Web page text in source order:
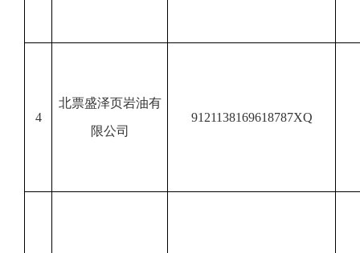
4
北票盛泽页岩油有
限公司
9121138169618787XQ